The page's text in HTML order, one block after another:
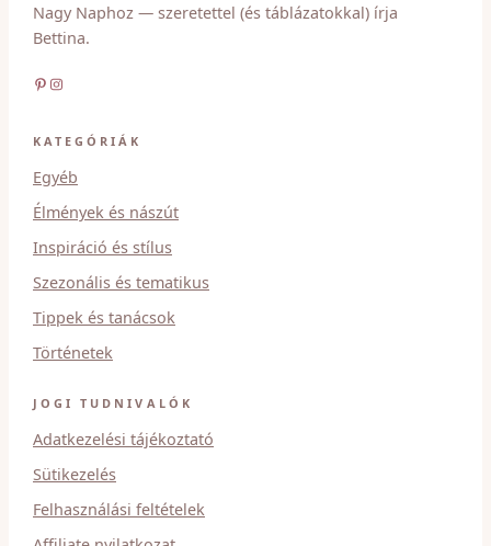
Nagy Naphoz — szeretettel (és táblázatokkal) írja
Bettina.
Pinterest Instagram
KATEGÓRIÁK
Egyéb
Élmények és nászút
Inspiráció és stílus
Szezonális és tematikus
Tippek és tanácsok
Történetek
JOGI TUDNIVALÓK
Adatkezelési tájékoztató
Sütikezelés
Felhasználási feltételek